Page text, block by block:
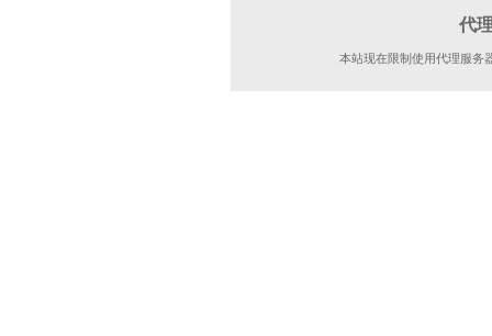
代
本站现在限制使用代理服务